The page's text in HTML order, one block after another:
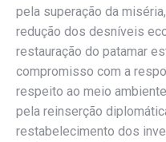
pela superação da
redução dos desníveis
restauração do patamar
compromisso com a
respeito ao meio
pela reinserção
restabelecimento dos